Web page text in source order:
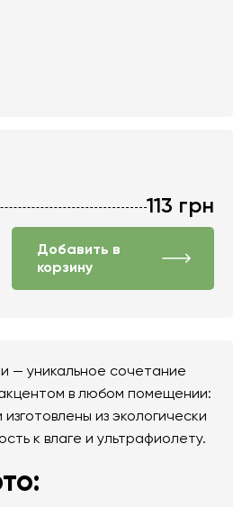
113 грн
Добавить в
корзину
— уникальное сочетание
в любом помещении:
из экологически
к влаге и ультрафиолету.